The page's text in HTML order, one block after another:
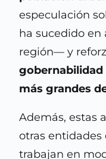
especulación
ha sucedido en
región— y
gobernabilidad
más grandes
Además, estas
otras entidades
trabajan en